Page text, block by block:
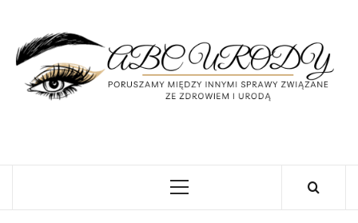
content
Primary